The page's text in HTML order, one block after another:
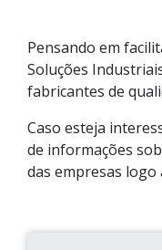
Pensando em
Soluções
fabricantes de
Caso esteja
de informações
das empresas logo